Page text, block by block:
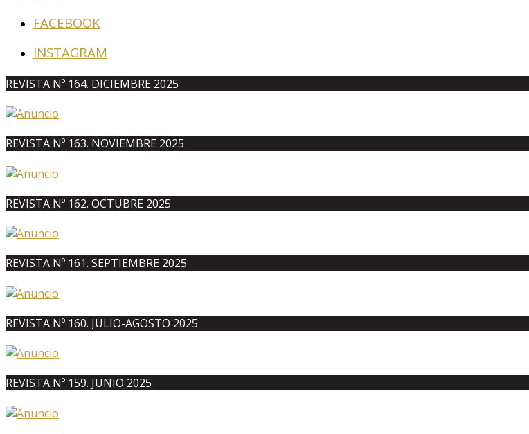
FACEBOOK
INSTAGRAM
REVISTA Nº 164. DICIEMBRE 2025
REVISTA Nº 163. NOVIEMBRE 2025
REVISTA Nº 162. OCTUBRE 2025
REVISTA Nº 161. SEPTIEMBRE 2025
REVISTA Nº 160. JULIO-AGOSTO 2025
REVISTA Nº 159. JUNIO 2025